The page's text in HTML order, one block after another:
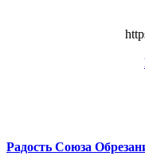
Радость Союза